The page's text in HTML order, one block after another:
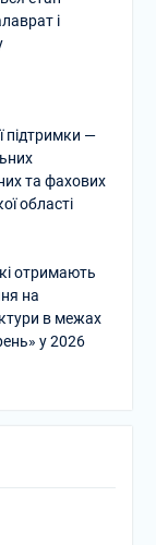
і
підтримки —
та фахових
області
отримають
на
в межах
у 2026